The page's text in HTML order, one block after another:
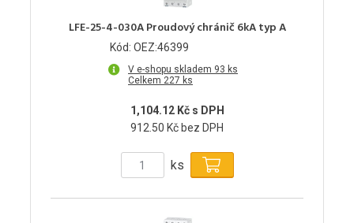
LFE-25-4-030A Proudový chránič 6kA typ A
Kód: OEZ:46399
V e-shopu skladem 93 ks
Celkem 227 ks
1,104.12 Kč s DPH
912.50 Kč bez DPH
ks